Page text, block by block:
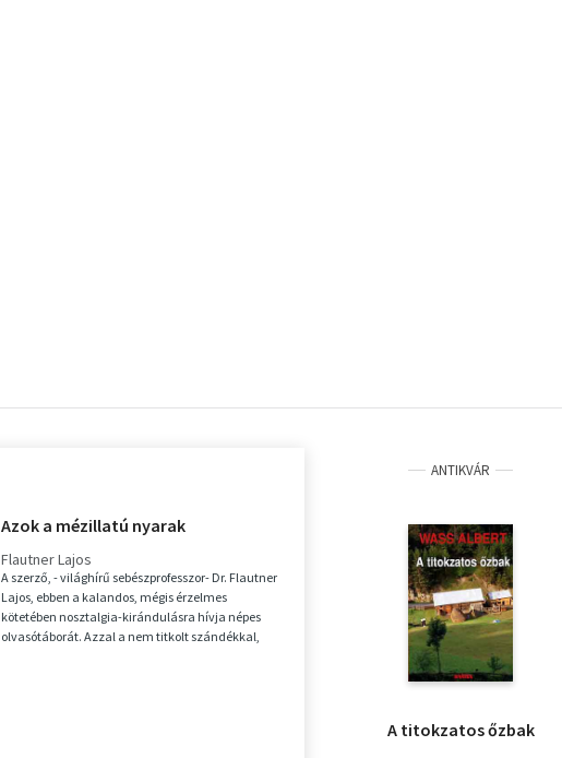
Azok a mézillatú nyarak
Flautner Lajos
A szerző, - világhírű sebészprofesszor- Dr. Flautner
Lajos, ebben a kalandos, mégis érzelmes
kötetében nosztalgia-kirándulásra hívja népes
olvasótáborát. Azzal a nem titkolt szándékkal,
ANTIKVÁR
A titokzatos őzbak